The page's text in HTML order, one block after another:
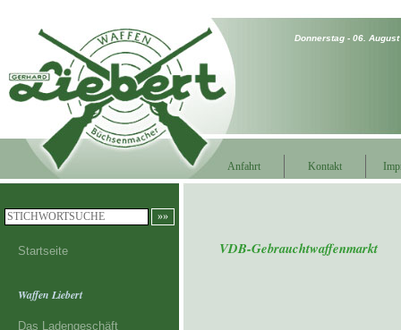
Donnerstag - 06.
Anfahrt Kontakt
Startseite
Waffen Liebert
Das Ladengeschäft
VDB-Gebrauchtwaffenmarkt